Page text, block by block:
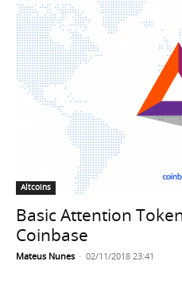
Altcoins
Basic Attention
Coinbase
Mateus Nunes - 02/11/2018 23:41